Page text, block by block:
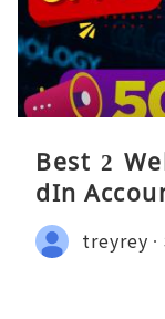
Best 2
dIn
treyrey